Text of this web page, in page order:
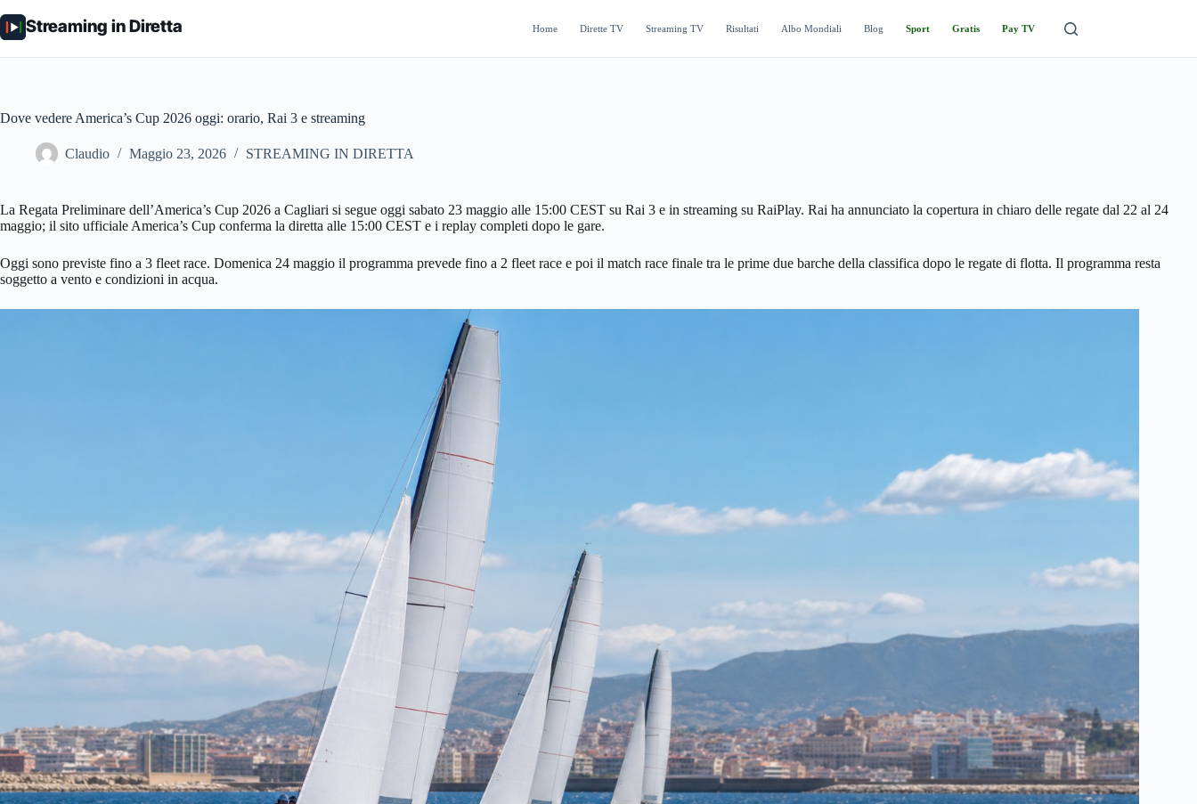
al
contenuto
Streaming in Diretta Home Dirette TV Streaming TV Risultati Albo Mondiali Blog Sport Gratis Pay TV
Dove vedere America’s Cup 2026 oggi: orario, Rai 3 e streaming
Claudio Maggio 23, 2026 STREAMING IN DIRETTA
La Regata Preliminare dell’America’s Cup 2026 a Cagliari si segue oggi sabato 23 maggio alle 15:00 CEST su Rai 3 e in streaming su RaiPlay. Rai ha annunciato la copertura in chiaro delle regate dal 22 al 24
maggio; il sito ufficiale America’s Cup conferma la diretta alle 15:00 CEST e i replay completi dopo le gare.
Oggi sono previste fino a 3 fleet race. Domenica 24 maggio il programma prevede fino a 2 fleet race e poi il match race finale tra le prime due barche della classifica dopo le regate di flotta. Il programma resta
soggetto a vento e condizioni in acqua.